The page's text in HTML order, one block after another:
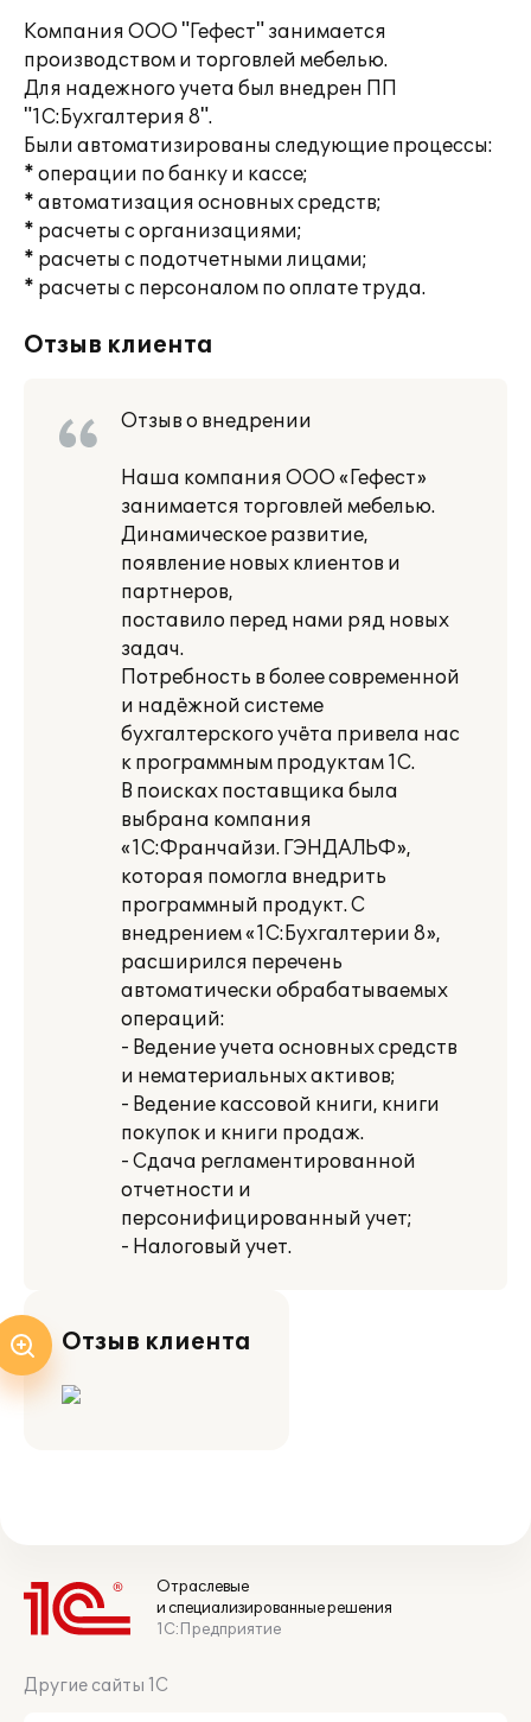
Компания ООО "Гефест" занимается
производством и торговлей мебелью.
Для надежного учета был внедрен ПП
"1С:Бухгалтерия 8".
Были автоматизированы следующие процессы:
* операции по банку и кассе;
* автоматизация основных средств;
* расчеты с организациями;
* расчеты с подотчетными лицами;
* расчеты с персоналом по оплате труда.
Отзыв клиента
Отзыв о внедрении
Наша компания ООО «Гефест»
занимается торговлей мебелью.
Динамическое развитие,
появление новых клиентов и
партнеров,
поставило перед нами ряд новых
задач.
Потребность в более современной
и надёжной системе
бухгалтерского учёта привела нас
к программным продуктам 1С.
В поисках поставщика была
выбрана компания
«1С:Франчайзи. ГЭНДАЛЬФ»,
которая помогла внедрить
программный продукт. С
внедрением «1С:Бухгалтерии 8»,
расширился перечень
автоматически обрабатываемых
операций:
- Ведение учета основных средств
и нематериальных активов;
- Ведение кассовой книги, книги
покупок и книги продаж.
- Сдача регламентированной
отчетности и
персонифицированный учет;
- Налоговый учет.
Отзыв клиента
Отраслевые
и специализированные решения
1С:Предприятие
Другие сайты 1С